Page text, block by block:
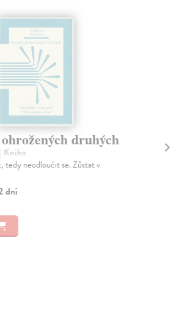
druhých
| Kniha
tedy neodloučit se. Zůstat v
dní